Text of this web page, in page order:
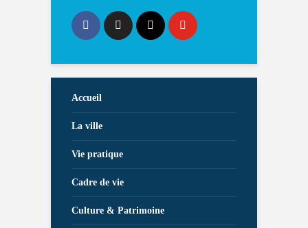
Accueil
La ville
Vie pratique
Cadre de vie
Culture & Patrimoine